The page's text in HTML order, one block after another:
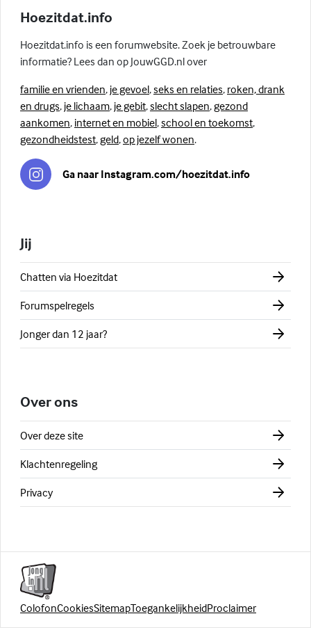
Hoezitdat.info
Hoezitdat.info is een forumwebsite. Zoek je betrouwbare
informatie? Lees dan op JouwGGD.nl over
familie en vrienden, je gevoel,seks en relaties, roken, drank
en drugs, je lichaam, je gebit,slecht slapen, gezond
aankomen, internet en mobiel,school en toekomst,
gezondheidstest, geld,op jezelf wonen.
Ga naar Instagram.com/hoezitdat.info
Jij
Chatten via Hoezitdat
Forumspelregels
Jonger dan 12 jaar?
Over ons
Over deze site
Klachtenregeling
Privacy
ColofonCookiesSitemapToegankelijkheidProclaimer